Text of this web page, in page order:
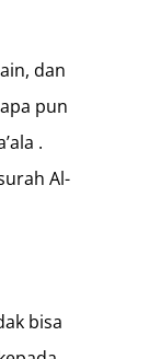
dan
pun
.
Al-
bisa